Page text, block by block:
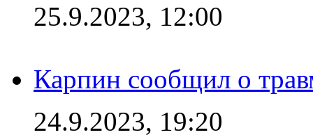
25.9.2023, 12:00
Карпин сообщил о
24.9.2023, 19:20